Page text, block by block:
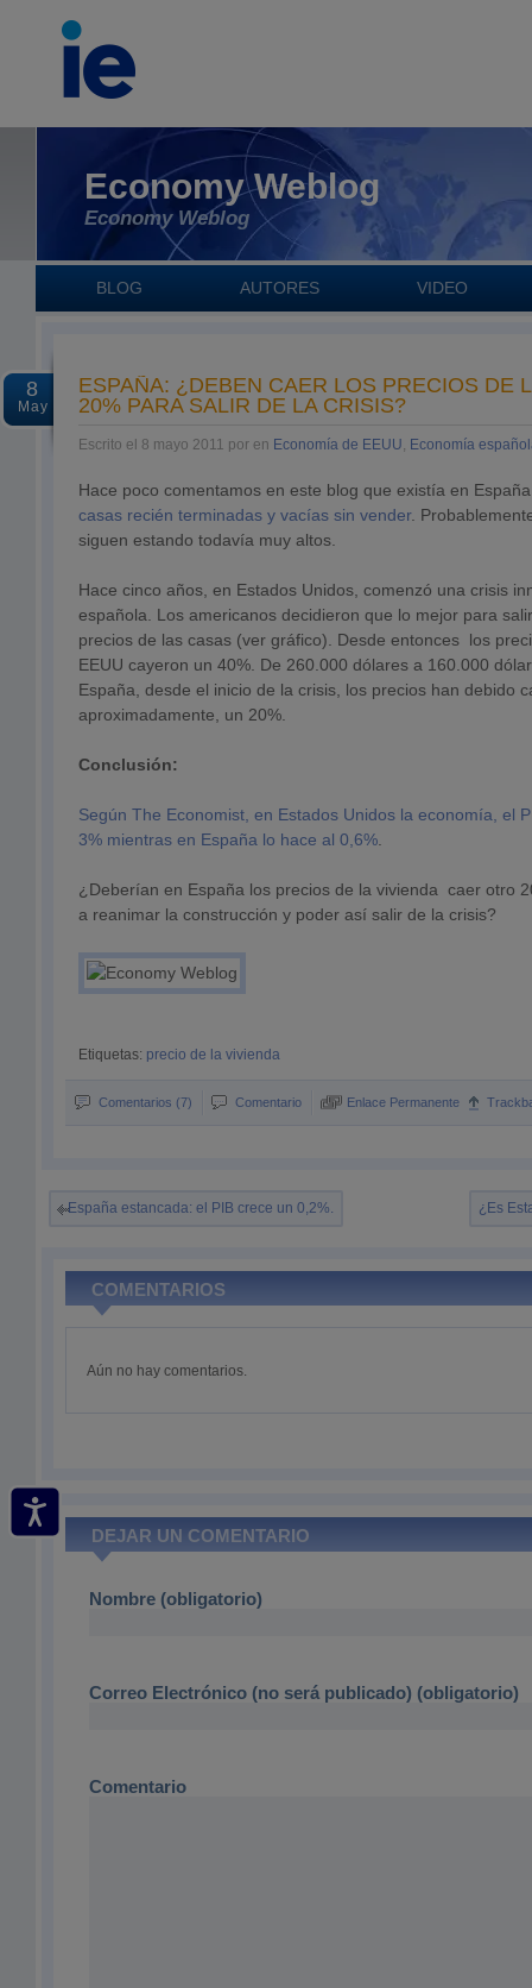
Economy Weblog
Economy Weblog
BLOG AUTORES VIDEO
8
May
ESPAÑA: ¿DEBEN CAER LOS PRECIOS DE
20% PARA SALIR DE LA CRISIS?
Escrito el 8 mayo 2011 por en Economía de EEUU, Economía
Hace poco comentamos en este blog que existía en
casas recién terminadas y vacías sin vender.
siguen estando todavía muy altos.
Hace cinco años, en Estados Unidos, comenzó una crisis
española. Los americanos decidieron que lo mejor para
precios de las casas (ver gráfico). Desde entonces los
EEUU cayeron un 40%. De 260.000 dólares a 160.000
España, desde el inicio de la crisis, los precios han debido
aproximadamente, un 20%.
Conclusión:
Según The Economist, en Estados Unidos la economía, el
3% mientras en España lo hace al 0,6%
¿Deberían en España los precios de la vivienda caer otro
a reanimar la construcción y poder así salir de la crisis?
Etiquetas: precio de la vivienda
Comentarios (7) Comentario Enlace Permanente
España estancada: el PIB crece un 0,2%. ¿Es
COMENTARIOS
Aún no hay comentarios.
DEJAR UN COMENTARIO
Nombre (obligatorio)
Correo Electrónico (no será publicado) (obligatorio)
Comentario